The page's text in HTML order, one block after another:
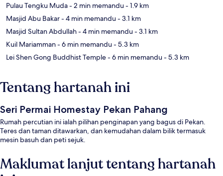
Pulau Tengku Muda- 2 min memandu- 1.9 km
Masjid Abu Bakar- 4 min memandu- 3.1 km
Masjid Sultan Abdullah- 4 min memandu- 3.1 km
Kuil Mariamman- 6 min memandu- 5.3 km
Lei Shen Gong Buddhist Temple- 6 min memandu- 5.3 km
Tentang hartanah ini
Seri Permai Homestay Pekan Pahang
Rumah percutian ini ialah pilihan penginapan yang bagus di Pekan.
Teres dan taman ditawarkan, dan kemudahan dalam bilik termasuk
mesin basuh dan peti sejuk.
Maklumat lanjut tentang hartanah